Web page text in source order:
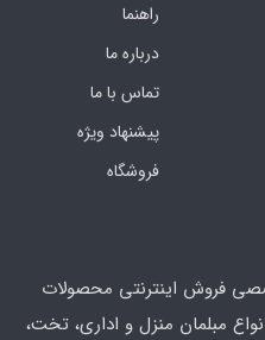
راهنما
درباره ما
تماس با ما
پیشنهاد ویژه
فروشگاه
فروش اینترنتی محصولات
مبلمان منزل و اداری، تخت،